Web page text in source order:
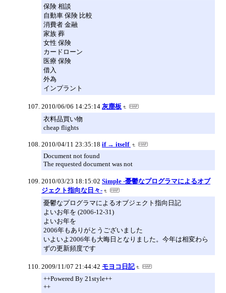
保険 相談
自動車 保険 比較
消費者 金融
家族 葬
女性 保険
カードローン
医療 保険
借入
外為
インプラント
2010/06/06 14:25:14 灰塵板
衣料品買い物
cheap flights
2010/04/11 23:35:18 if → itself
Document not found
The requested document was not
2010/03/23 18:15:02 Simple -憂鬱なプログラマによるオブ
ジェクト指向な日々-
憂鬱なプログラマによるオブジェクト指向日記
よいお年を (2006-12-31)
よいお年を
2006年もありがとうございました
いよいよ2006年も大晦日となりました。今年は相変わら
ずの更新頻度です
2009/11/07 21:44:42 モヨコ日記
++Powered By 21style++
++